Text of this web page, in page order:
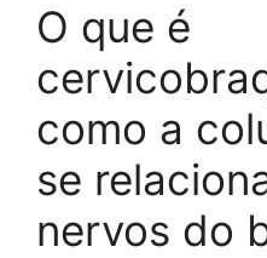
O que é
como a
se
nervos do